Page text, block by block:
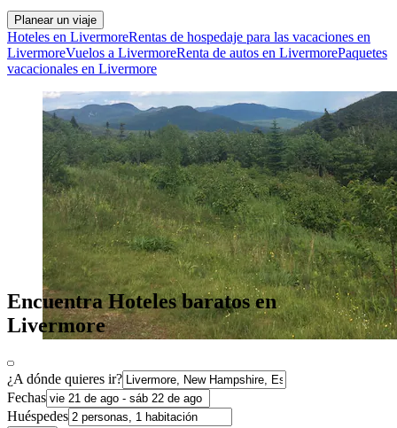
Planear un viaje
Hoteles en LivermoreRentas de hospedaje para las vacaciones en
LivermoreVuelos a LivermoreRenta de autos en LivermorePaquetes
vacacionales en Livermore
Encuentra Hoteles baratos en
Livermore
¿A dónde quieres ir?
Fechas
Huéspedes